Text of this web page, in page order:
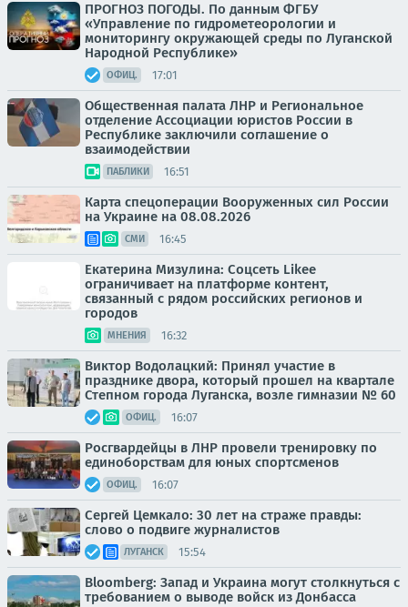
ПРОГНОЗ ПОГОДЫ. По данным ФГБУ
«Управление по гидрометеорологии и
мониторингу окружающей среды по Луганской
Народной Республике»
ОФИЦ. 17:01
Общественная палата ЛНР и Региональное
отделение Ассоциации юристов России в
Республике заключили соглашение о
взаимодействии
ПАБЛИКИ 16:51
Карта спецоперации Вооруженных сил России
на Украине на 08.08.2026
СМИ 16:45
Екатерина Мизулина: Соцсеть Likee
ограничивает на платформе контент,
связанный с рядом российских регионов и
городов
МНЕНИЯ 16:32
Виктор Водолацкий: Принял участие в
празднике двора, который прошел на квартале
Степном города Луганска, возле гимназии № 60
ОФИЦ. 16:07
Росгвардейцы в ЛНР провели тренировку по
единоборствам для юных спортсменов
ОФИЦ. 16:07
Сергей Цемкало: 30 лет на страже правды:
слово о подвиге журналистов
ЛУГАНСК 15:54
Bloomberg: Запад и Украина могут столкнуться с
требованием о выводе войск из Донбасса